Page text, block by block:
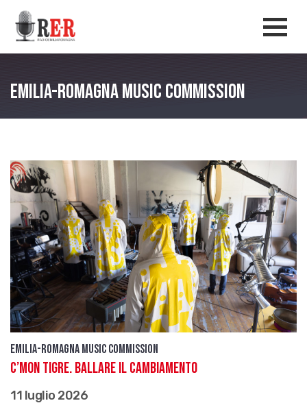
Salta al contenuto principale
Emilia-Romagna Music Commission
Emilia-Romagna Music Commission
C’mon Tigre. Ballare il cambiamento
11 luglio 2026